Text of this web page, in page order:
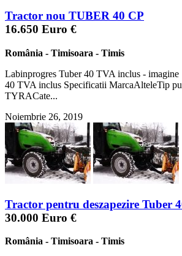
Tractor nou TUBER 40 CP
16.650 Euro €
România - Timisoara - Timis
Labinprogres Tuber 40 TVA inclus - imagine
40 TVA inclus Specificatii MarcaAlteleTip
TYRACate...
Noiembrie 26, 2019
Tractor pentru deszapezire Tuber
30.000 Euro €
România - Timisoara - Timis